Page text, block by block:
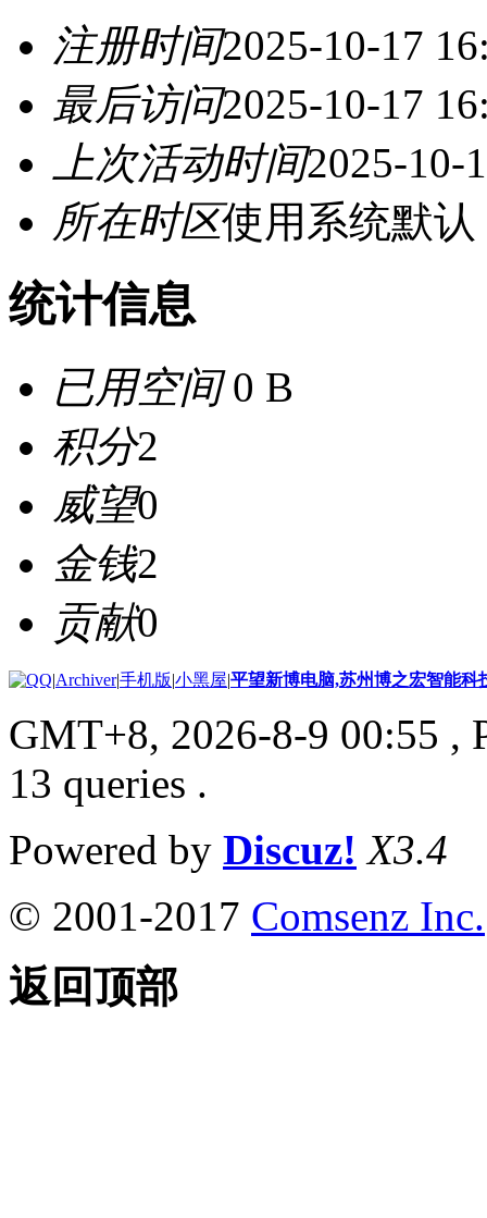
注册时间2025-10-17
最后访问2025-10-17
上次活动时间2025-10-
所在时区使用系统默认
统计信息
已用空间0 B
积分2
威望0
金钱2
贡献0
|Archiver|手机版|小黑屋|平望新博电脑,苏州博之宏智能科
GMT+8, 2026-8-9 00:55 ,
13 queries .
Powered by Discuz! X3.4
© 2001-2017 Comsenz Inc.
返回顶部